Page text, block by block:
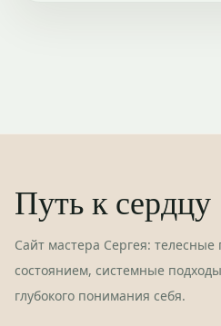
Путь к сердцу
Сайт мастера Сергея: телесные
состоянием, системные
глубокого понимания себя.